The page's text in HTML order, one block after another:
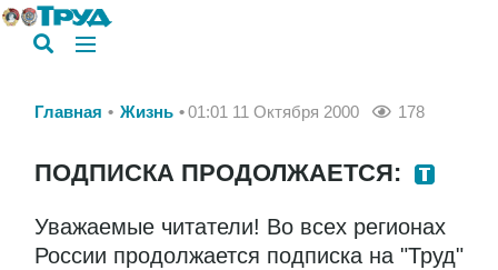
Главная Жизнь 01:01 11 Октября 2000 178
ПОДПИСКА ПРОДОЛЖАЕТСЯ:
Уважаемые читатели! Во всех регионах
России продолжается подписка на "Труд"